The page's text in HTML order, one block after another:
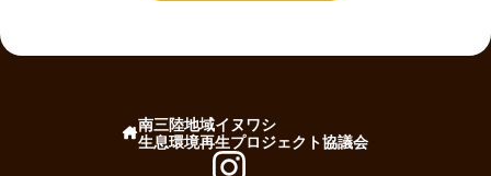
南三陸地域イヌワシ
生息環境再生プロジェクト協議会